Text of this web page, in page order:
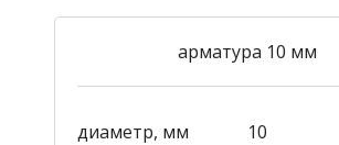
арматура 10 мм
диаметр, мм
10